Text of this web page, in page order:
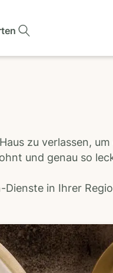
zu verlassen,
und genau so
Dienste in Ihrer